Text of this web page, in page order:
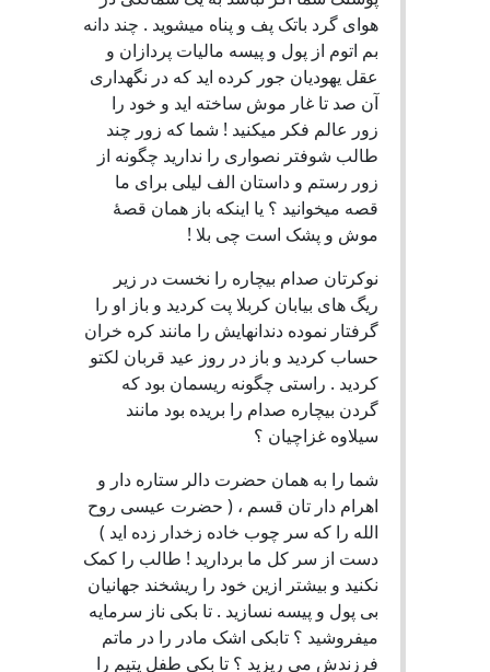
هوای گرد باتک پف و پناه میشوید . چند دانه
بم اتوم از پول و پیسه مالیات پردازان و
عقل یهودیان جور کرده اید که در نگهداری
آن صد تا غار موش ساخته اید و خود را
زور عالم فکر میکنید ! شما که زور چند
طالب شوفتر نصواری را ندارید چگونه از
زور رستم و داستان الف لیلی برای ما
قصه میخوانید ؟ یا اینکه باز همان قصۀ
موش و پشک است چی بلا !
نوکرتان صدام بیچاره را نخست در زیر
ریگ های بیابان کربلا پت کردید و باز او را
گرفتار نموده دندانهایش را مانند کره خران
حساب کردید و باز در روز عید قربان لکتو
کردید . راستی چگونه ریسمان بود که
گردن بیچاره صدام را بریده بود مانند
سیلاوه غزاچیان ؟
شما را به همان حضرت دالر ستاره دار و
اهرام دار تان قسم ، ( حضرت عیسی روح
الله را که سر چوب خاده زخدار زده اید )
دست از سر کل ما بردارید ! طالب را کمک
نکنید و بیشتر ازین خود را ریشخند جهانیان
بی پول و پیسه نسازید . تا بکی ناز سرمایه
میفروشید ؟ تابکی اشک مادر را در ماتم
فرزندش می ریزید ؟ تا بکی طفل یتیم را